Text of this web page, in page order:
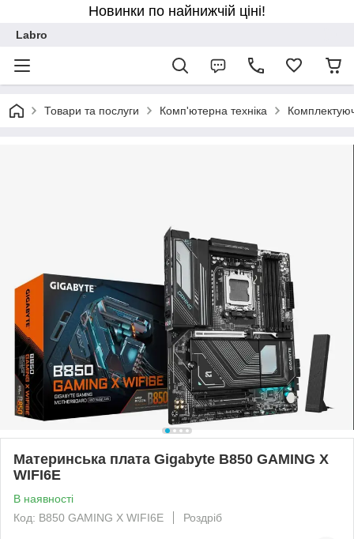
Новинки по найнижчій ціні!
Labro
Товари та послуги Комп'ютерна техніка
Материнська плата Gigabyte B850 GAMING X
WIFI6E
В наявності
Код: B850 GAMING X WIFI6E
Роздріб